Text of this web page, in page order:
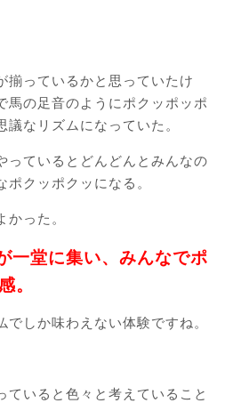
揃っているかと思っていたけ
馬の足音のようにポクッポッポ
なリズムになっていた。
っているとどんどんとみんなの
クッポクッになる。
った。
一堂に集い、みんなでポ
。
しか味わえない体験ですね。
ていると色々と考えていること